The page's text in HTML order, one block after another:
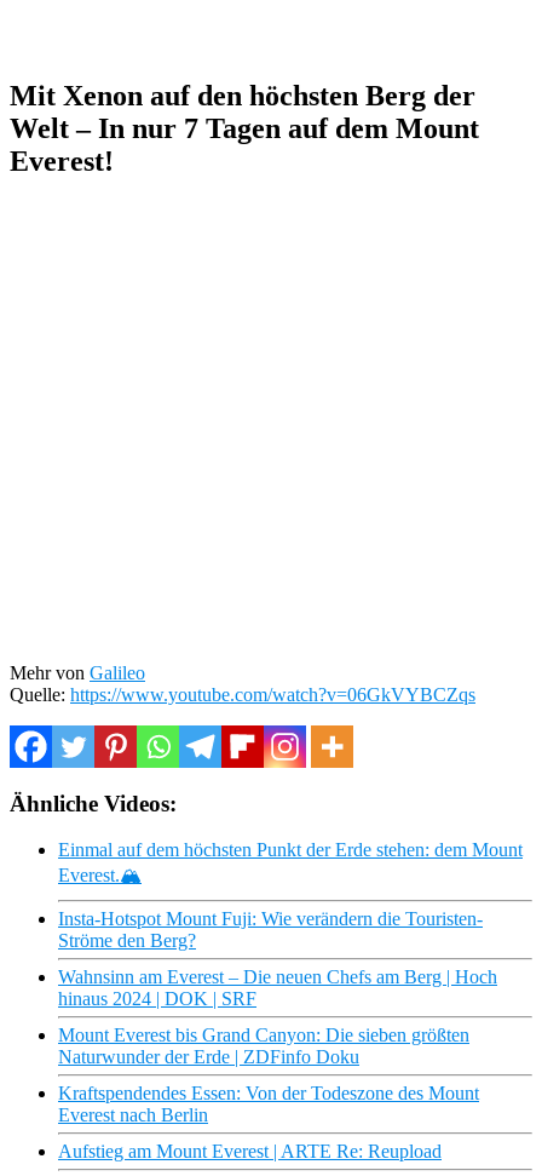
Mit Xenon auf den höchsten Berg der
Welt – In nur 7 Tagen auf dem Mount
Everest!
Mehr von Galileo
Quelle: https://www.youtube.com/watch?v=06GkVYBCZqs
Ähnliche Videos:
Einmal auf dem höchsten Punkt der Erde stehen: dem Mount
Everest.🏔️
Insta-Hotspot Mount Fuji: Wie verändern die Touristen-
Ströme den Berg?
Wahnsinn am Everest – Die neuen Chefs am Berg | Hoch
hinaus 2024 | DOK | SRF
Mount Everest bis Grand Canyon: Die sieben größten
Naturwunder der Erde | ZDFinfo Doku
Kraftspendendes Essen: Von der Todeszone des Mount
Everest nach Berlin
Aufstieg am Mount Everest | ARTE Re: Reupload